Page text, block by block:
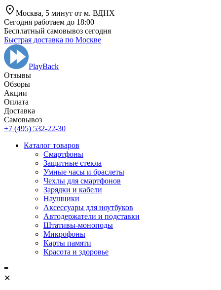
Москва, 5 минут от м. ВДНХ
Сегодня работаем до 18:00
Бесплатный самовывоз сегодня
Быстрая доставка по Москве
PlayBack
Отзывы
Обзоры
Aкции
Оплата
Доставка
Самовывоз
+7 (495) 532-22-30
Каталог товаров
Смартфоны
Защитные стекла
Умные часы и браслеты
Чехлы для смартфонов
Зарядки и кабели
Наушники
Аксессуары для ноутбуков
Автодержатели и подставки
Штативы-моноподы
Микрофоны
Карты памяти
Красота и здоровье
≡
✕